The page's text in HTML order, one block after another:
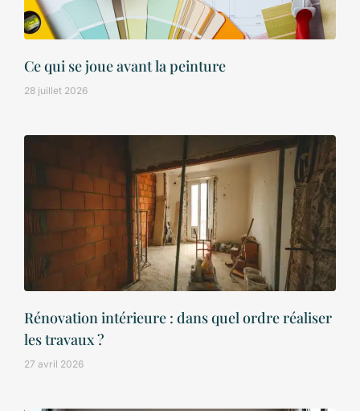
Ce qui se joue avant la peinture
28 juillet 2026
Rénovation intérieure : dans quel ordre réaliser
les travaux ?
27 avril 2026